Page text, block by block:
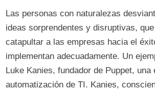
Las personas con naturalezas
ideas sorprendentes y disruptivas,
catapultar a las empresas hacia el
implementan adecuadamente. Un
Luke Kanies, fundador de Puppet, una
automatización de TI. Kanies,